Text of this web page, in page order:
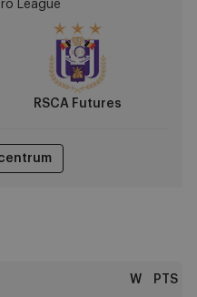
League
RSCA Futures
W PTS